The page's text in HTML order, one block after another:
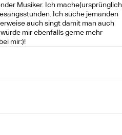
Musiker. Ich mache(ursprünglich
Ich suche jemanden
auch singt damit man auch
mir ebenfalls gerne mehr
mir:)!